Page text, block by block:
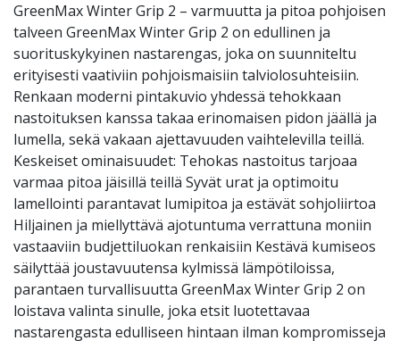
GreenMax Winter Grip 2 – varmuutta ja pitoa pohjoisen
talveen GreenMax Winter Grip 2 on edullinen ja
suorituskykyinen nastarengas, joka on suunniteltu
erityisesti vaativiin pohjoismaisiin talviolosuhteisiin.
Renkaan moderni pintakuvio yhdessä tehokkaan
nastoituksen kanssa takaa erinomaisen pidon jäällä ja
lumella, sekä vakaan ajettavuuden vaihtelevilla teillä.
Keskeiset ominaisuudet: Tehokas nastoitus tarjoaa
varmaa pitoa jäisillä teillä Syvät urat ja optimoitu
lamellointi parantavat lumipitoa ja estävät sohjoliirtoa
Hiljainen ja miellyttävä ajotuntuma verrattuna moniin
vastaaviin budjettiluokan renkaisiin Kestävä kumiseos
säilyttää joustavuutensa kylmissä lämpötiloissa,
parantaen turvallisuutta GreenMax Winter Grip 2 on
loistava valinta sinulle, joka etsit luotettavaa
nastarengasta edulliseen hintaan ilman kompromisseja